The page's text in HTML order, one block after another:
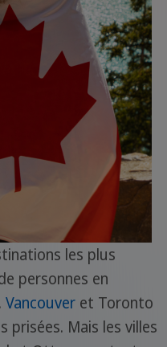
les plus
personnes en
Vancouveret Toronto
prisées. Mais les villes